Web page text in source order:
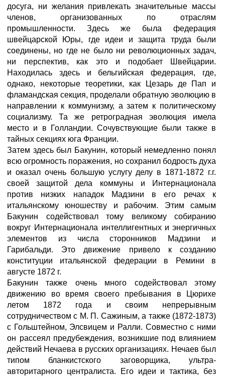
досуга, ни желания привлекать значительные массы
членов, организованных по отраслям
промышленности. Здесь же была федерация
швейцарской Юры, где идеи и защита труда были
соединены, но где не было ни революционных задач,
ни перспектив, как это и подобает Швейцарии.
Находилась здесь и бельгийская федерация, где,
однако, некоторые теоретики, как Цезарь де Пап и
фламандская секция, проделали обратную эволюцию в
направлении к коммунизму, а затем к политическому
социализму. Та же ретроградная эволюция имела
место и в Голландии. Сочувствующие были также в
тайных секциях юга Франции.
Затем здесь был Бакунин, который немедленно понял
всю огромность поражения, но сохранил бодрость духа
и оказал очень большую услугу делу в 1871-1872 г.г.
своей защитой дела коммуны и Интернационала
против низких нападок Мадзини в его речах к
итальянскому юношеству и рабочим. Этим самым
Бакунин содействовал тому великому собиранию
вокруг Интернационала интеллигентных и энергичных
элементов из числа сторонников Мадзини и
Гарибальди. Это движение привело к созданию
конституции итальянской федерации в Ремини в
августе 1872 г.
Бакунин также очень много содействовал этому
движению во время своего пребывания в Цюрихе
летом 1872 года и своим непрерывным
сотрудничеством с М. П. Сажиным, а также (1872-1873)
с Гольштейном, Элсвицем и Ралли. Совместно с ними
он рассеял предубеждения, возникшие под влиянием
действий Нечаева в русских организациях. Нечаев был
типом бланкистского заговорщика, ультра-
авторитарного централиста. Его идеи и тактика, без